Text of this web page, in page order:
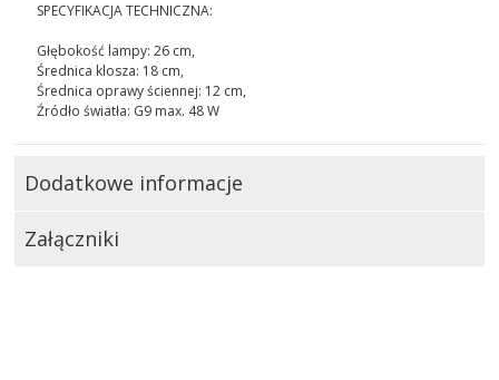
SPECYFIKACJA TECHNICZNA:
Głębokość lampy: 26 cm,
Średnica klosza: 18 cm,
Średnica oprawy ściennej: 12 cm,
Źródło światła: G9 max. 48 W
Dodatkowe informacje
Załączniki